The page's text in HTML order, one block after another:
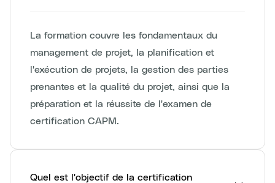
La formation couvre les fondamentaux du
management de projet, la planification et
l'exécution de projets, la gestion des parties
prenantes et la qualité du projet, ainsi que la
préparation et la réussite de l'examen de
certification CAPM.
Quel est l'objectif de la certification